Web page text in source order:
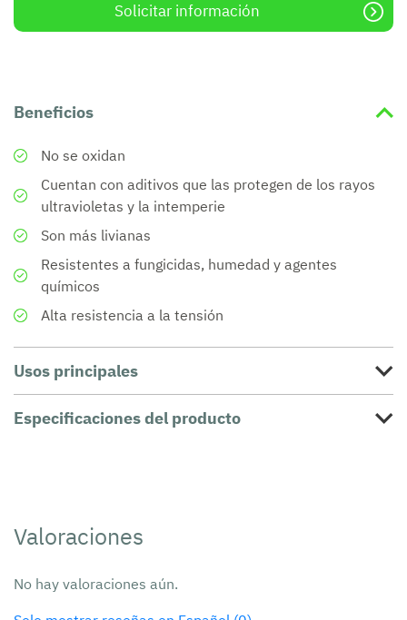
Solicitar información
Beneficios
No se oxidan
Cuentan con aditivos que las protegen de los rayos
ultravioletas y la intemperie
Son más livianas
Resistentes a fungicidas, humedad y agentes
químicos
Alta resistencia a la tensión
Usos principales
Especificaciones del producto
Valoraciones
No hay valoraciones aún.